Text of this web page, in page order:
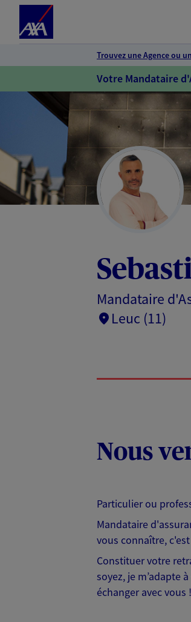
Trouvez une Agence ou
Votre Mandataire
Mandataire
Leuc (11)
Nous
Particulier ou
Mandataire
vous connaître,
Constituer votre
soyez, je m’adapte
échanger avec vous !